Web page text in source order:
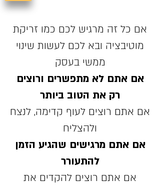
אם כל זה מרגיש לכם כמו זריקת
מוטיבציה ובא לכם לעשות שינוי
ממשי בעסק
אם אתם לא מתפשרים ורוצים
רק את הטוב ביותר
אם אתם רוצים לעוף קדימה, לנצח
ולהצליח
אם אתם מרגישים שהגיע הזמן
להתעורר
אם אתם רוצים להקדים את